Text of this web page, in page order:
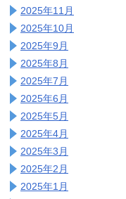
2025年11月
2025年10月
2025年9月
2025年8月
2025年7月
2025年6月
2025年5月
2025年4月
2025年3月
2025年2月
2025年1月